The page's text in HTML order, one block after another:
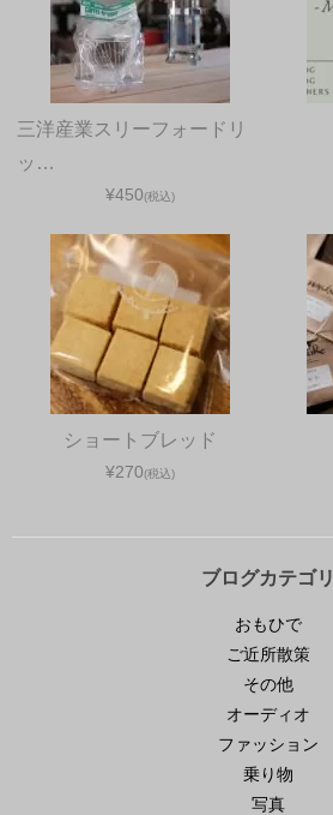
三洋産業スリーフォードリ
ッ…
¥450(税込)
ショートブレッド
¥270(税込)
ブログカテゴリ
おもひで
ご近所散策
その他
オーディオ
ファッション
乗り物
写真